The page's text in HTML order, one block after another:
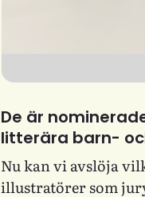
De är
litterära barn-
Nu kan vi avslöja
illustratörer som